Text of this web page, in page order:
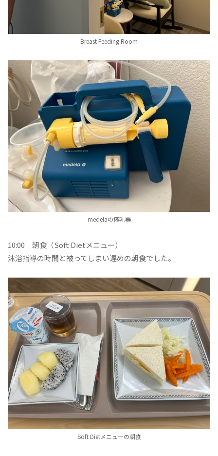
Breast Feeding Room
medelaの搾乳器
10:00 朝食（Soft Dietメニュー）
沐浴指導の時間と被ってしまい遅めの朝食でした。
Soft Dietメニューの朝食